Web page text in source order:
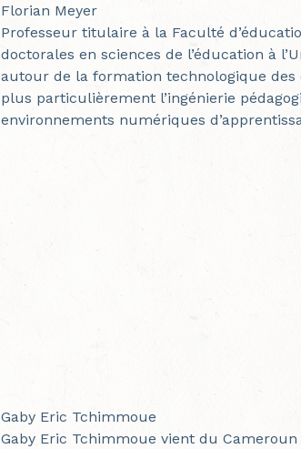
Florian Meyer
Professeur titulaire à la Faculté
doctorales en sciences de l’éducation à
autour de la formation technologique des
plus particulièrement l’ingénierie
environnements numériques
Gaby Eric Tchimmoue
Gaby Eric Tchimmoue vient du